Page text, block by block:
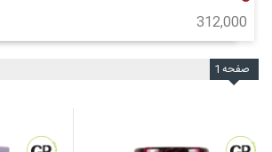
312,000
صفحه1